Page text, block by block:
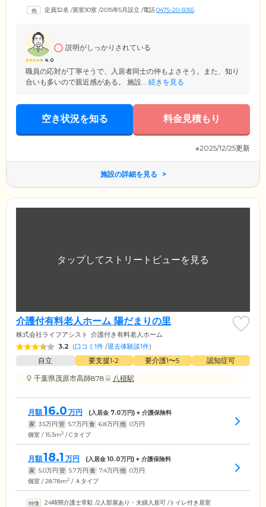
マネージャーと各サービス提供者が連携し、ご入居者様・ご家族様のご
定員32名 /居室30室 /2015年5月設立 /電話0475-20-5055
4.0
説明がしっかりされている
職員の応対が丁寧そうで、入居者同士の仲もよさそう。また、知り
合いも多いので親近感がある。 施設... 続きを見る
空き状況を知る 料金見積もり
※2025/12/25更新
施設の詳細を見る
介護付有料老人ホーム 陽だまりの里
株式会社ライフアシスト 介護付き有料老人ホーム
3.2 (口コミ1件 /退去体験談1件)
自立 要支援1•2 要介護1〜5
認知症可
千葉県茂原市高師878
八積駅
月額16.0 万円 (入居金 7.0万円) + 介護保険料
家 3.5万円 管 5.7万円 食 6.8万円 他 0万円
個室 / 15.3m2 / Cタイプ
月額18.1 万円 (入居金10.0万円) + 介護保険料
家 5.0万円 管 5.7万円 食 7.4万円 他 0万円
個室 / 28.78m2 / Ａタイプ
24時間介護士常駐 /2人部屋あり・夫婦入居可 /トイレ付き居室